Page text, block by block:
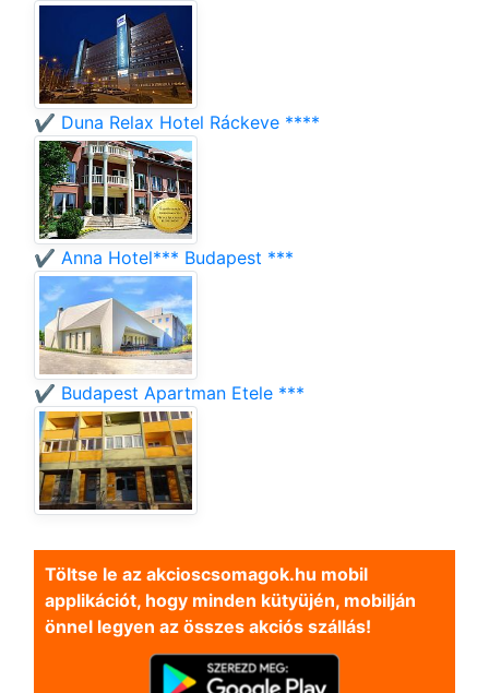
✔️ Duna Relax Hotel Ráckeve ****
✔️ Anna Hotel*** Budapest ***
✔️ Budapest Apartman Etele ***
Töltse le az akcioscsomagok.hu mobil
applikációt, hogy minden kütyüjén, mobilján
önnel legyen az összes akciós szállás!